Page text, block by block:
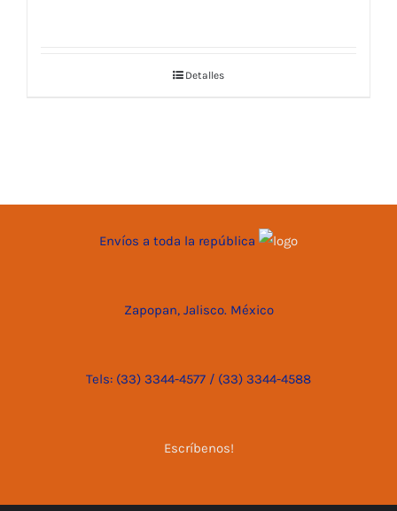
Detalles
Envíos a toda la república
Zapopan, Jalisco. México
Tels: (33) 3344-4577 / (33) 3344-4588
Escríbenos!